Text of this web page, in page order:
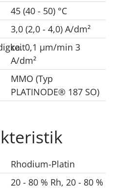
45 (40 - 50) °C
3,0 (2,0 - 4,0) A/dm²
ca. 0,1 μm/min 3
A/dm²
MMO (Typ
PLATINODE® 187 SO)
Rhodium-Platin
20 - 80 % Rh, 20 - 80 %